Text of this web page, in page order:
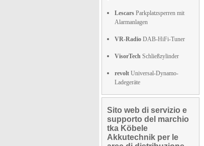
Lescars Parkplatzsperren mit
Alarmanlagen
VR-Radio DAB-HiFi-Tuner
VisorTech Schließzylinder
revolt Universal-Dynamo-
Ladegeräte
Sito web di servizio e
supporto del marchio
tka Köbele
Akkutechnik per le